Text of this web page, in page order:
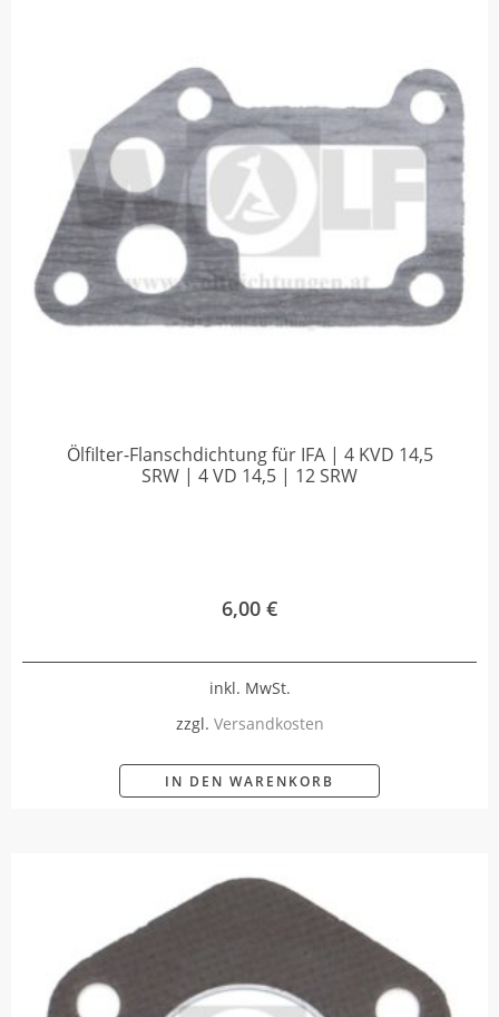
Ölfilter-Flanschdichtung für IFA | 4 KVD 14,5
SRW | 4 VD 14,5 | 12 SRW
6,00 €
inkl. MwSt.
zzgl. Versandkosten
IN DEN WARENKORB